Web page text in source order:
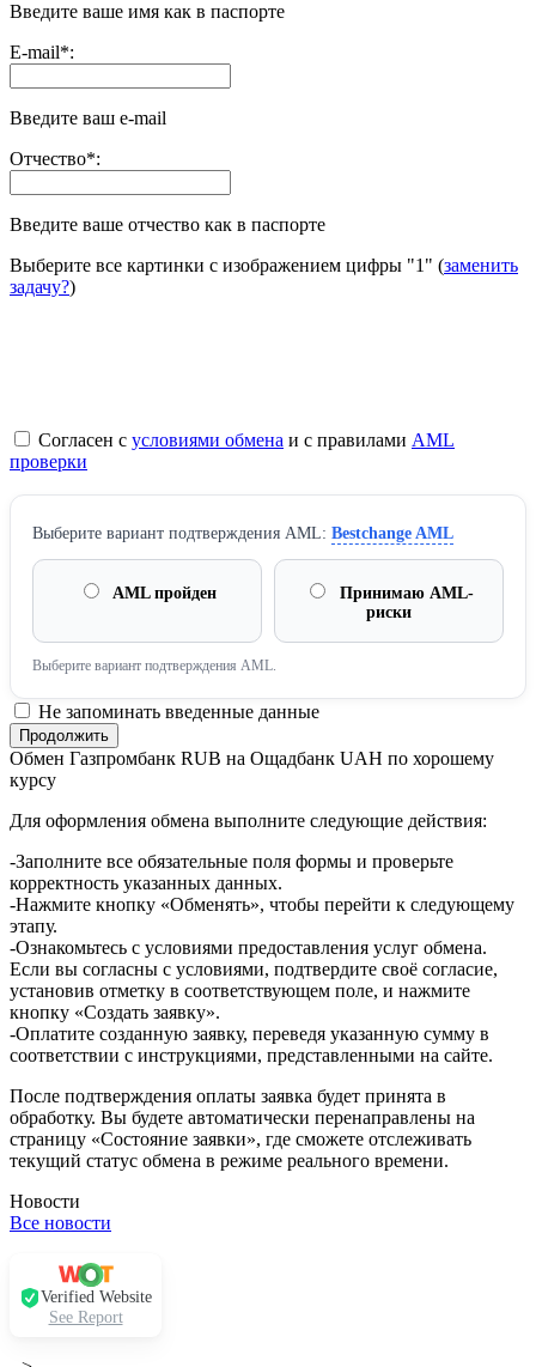
Введите ваше имя как в паспорте
E-mail*:
Введите ваш e-mail
Отчество*:
Введите ваше отчество как в паспорте
Выберите все картинки с изображением цифры "1" (заменить
задачу?)
Согласен с условиями обмена и с правилами AML
проверки
Выберите вариант подтверждения AML: Bestchange AML
AML пройден
Принимаю AML-
риски
Выберите вариант подтверждения AML.
Не запоминать введенные данные
Обмен Газпромбанк RUB на Ощадбанк UAH по хорошему
курсу
Для оформления обмена выполните следующие действия:
-Заполните все обязательные поля формы и проверьте
корректность указанных данных.
-Нажмите кнопку «Обменять», чтобы перейти к следующему
этапу.
-Ознакомьтесь с условиями предоставления услуг обмена.
Если вы согласны с условиями, подтвердите своё согласие,
установив отметку в соответствующем поле, и нажмите
кнопку «Создать заявку».
-Оплатите созданную заявку, переведя указанную сумму в
соответствии с инструкциями, представленными на сайте.
После подтверждения оплаты заявка будет принята в
обработку. Вы будете автоматически перенаправлены на
страницу «Состояние заявки», где сможете отслеживать
текущий статус обмена в режиме реального времени.
Новости
Все новости
Verified Website
See Report